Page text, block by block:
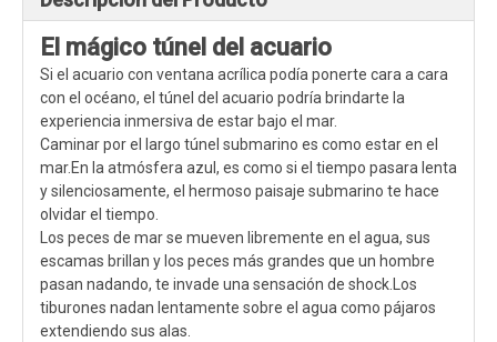
El mágico túnel del acuario
Si el acuario con ventana acrílica podía ponerte cara a cara
con el océano, el túnel del acuario podría brindarte la
experiencia inmersiva de estar bajo el mar.
Caminar por el largo túnel submarino es como estar en el
mar.En la atmósfera azul, es como si el tiempo pasara lenta
y silenciosamente, el hermoso paisaje submarino te hace
olvidar el tiempo.
Los peces de mar se mueven libremente en el agua, sus
escamas brillan y los peces más grandes que un hombre
pasan nadando, te invade una sensación de shock.Los
tiburones nadan lentamente sobre el agua como pájaros
extendiendo sus alas.